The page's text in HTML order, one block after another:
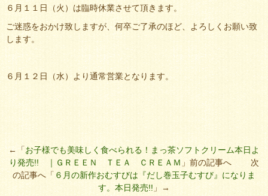
６月１１日（火）は臨時休業させて頂きます。
ご迷惑をおかけ致しますが、何卒ご了承のほど、よろしくお願い致
します。
６月１２日（水）より通常営業となります。
←「お子様でも美味しく食べられる！まっ茶ソフトクリーム本日よ
り発売!! ｜ＧＲＥＥＮ ＴＥＡ ＣＲＥＡＭ 」前の記事へ 次
の記事へ「 ６月の新作おむすびは『だし巻玉子むすび』になりま
す。本日発売!! 」→